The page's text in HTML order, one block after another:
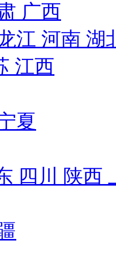
广西
江 河南 湖
江西
夏
四川 陕西